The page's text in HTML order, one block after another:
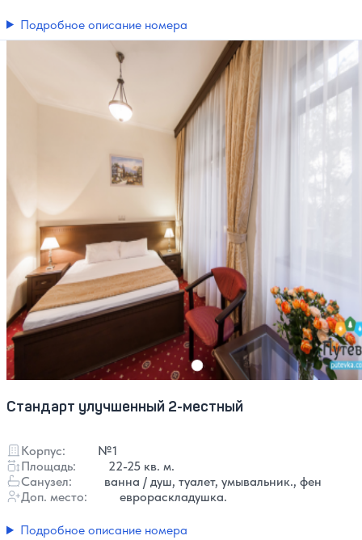
Подробное описание номера
Стандарт улучшенный 2-местный
Корпус:
№1
Площадь:
22-25 кв. м.
Санузел:
ванна / душ, туалет, умывальник., фен
Доп. место:
еврораскладушка.
Подробное описание номера